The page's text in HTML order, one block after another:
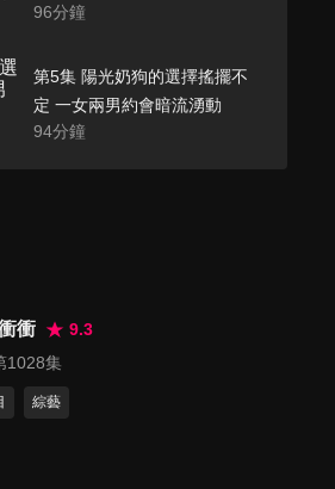
如何抉擇
96分鐘
第5集 陽光奶狗的選擇搖擺不
定 一女兩男約會暗流湧動
94分鐘
潰 三對甜蜜約會持續升溫
95分鐘
衝
9.3
1028集
綜藝